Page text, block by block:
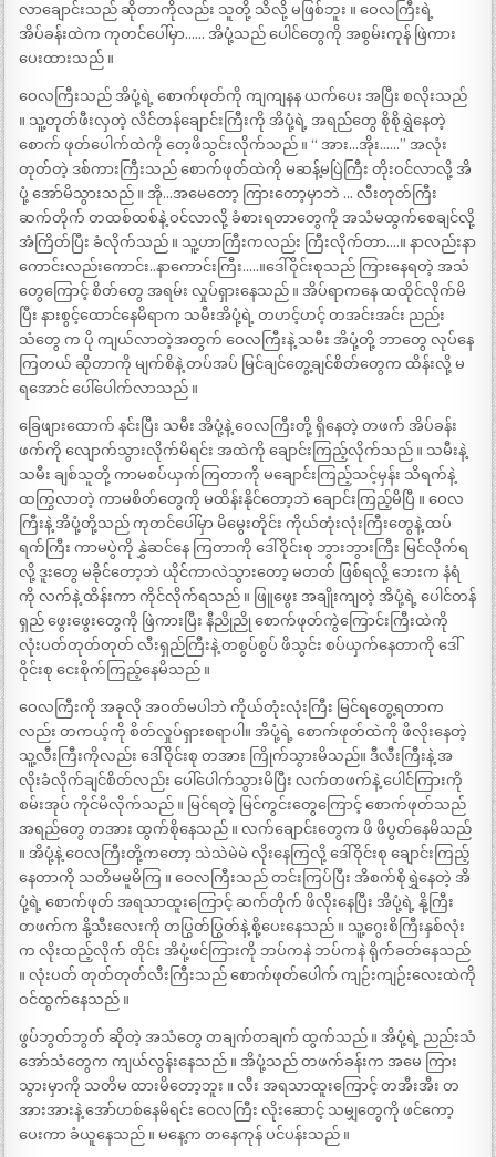
လာချောင်းသည် ဆိုတာကိုလည်း သူတို့ သိလို့ မဖြစ်ဘူး ။ ဝေလကြီးရဲ့
အိပ်ခန်းထဲက ကုတင်ပေါ်မှာ…… အိပုံ့သည် ပေါင်တွေကို အစွမ်းကုန် ဖြဲကား
ပေးထားသည် ။
ဝေလကြီးသည် အိပုံ့ရဲ့ စောက်ဖုတ်ကို ကျကျနန ယက်ပေး အပြီး စလိုးသည်
။ သူ့တုတ်ဖီးလှတဲ့ လိင်တန်ချောင်းကြီးကို အိပုံ့ရဲ့ အရည်တွေ စိုစိုရွှဲနေတဲ့
စောက် ဖုတ်ပေါက်ထဲကို တေ့ဖိသွင်းလိုက်သည် ။ “ အား…အိုး……” အလုံး
တုတ်တဲ့ ဒစ်ကားကြီးသည် စောက်ဖုတ်ထဲကို မဆန့်မပြဲကြီး တိုးဝင်လာလို့ အိ
ပုံ့ အော်မိသွားသည် ။ အို…အမေတော့ ကြားတော့မှာဘဲ … လီးတုတ်ကြီး
ဆက်တိုက် တထစ်ထစ်နဲ့ ဝင်လာလို့ ခံစားရတာတွေကို အသံမထွက်စေချင်လို့
အံကြိတ်ပြီး ခံလိုက်သည် ။ သူ့ဟာကြီးကလည်း ကြီးလိုက်တာ….။ နာလည်းနာ
ကောင်းလည်းကောင်း..နာကောင်းကြီး…..။ဒေါ်ဝိုင်းစုသည် ကြားနေရတဲ့ အသံ
တွေကြောင့် စိတ်တွေ အရမ်း လှုပ်ရှားနေသည် ။ အိပ်ရာကနေ ထထိုင်လိုက်မိ
ပြီး နားစွင့်ထောင်နေမိရာက သမီးအိပုံ့ရဲ့ တဟင့်ဟင့် တအင်းအင်း ညည်း
သံတွေ က ပို ကျယ်လာတဲ့အတွက် ဝေလကြီးနဲ့ သမီး အိပုံ့တို့ ဘာတွေ လုပ်နေ
ကြတယ် ဆိုတာကို မျက်စိနဲ့ တပ်အပ် မြင်ချင်တွေ့ချင်စိတ်တွေက ထိန်းလို့ မ
ရအောင် ပေါ်ပေါက်လာသည် ။
ခြေဖျားထောက် နင်းပြီး သမီး အိပုံ့နဲ့ ဝေလကြီးတို့ ရှိနေတဲ့ တဖက် အိပ်ခန်း
ဖက်ကို လျောက်သွားလိုက်မိရင်း အထဲကို ချောင်းကြည့်လိုက်သည် ။ သမီးနဲ့
သမီး ချစ်သူတို့ ကာမစပ်ယှက်ကြတာကို မချောင်းကြည့်သင့်မှန်း သိရက်နဲ့
ထကြွလာတဲ့ ကာမစိတ်တွေကို မထိန်းနိုင်တော့ဘဲ ချောင်းကြည့်မိပြီ ။ ဝေလ
ကြီးနဲ့ အိပုံ့တို့သည် ကုတင်ပေါ်မှာ မိမွေးတိုင်း ကိုယ်တုံးလုံးကြီးတွေနဲ့ ထပ်
ရက်ကြီး ကာမပွဲကို နွှဲဆင်နေ ကြတာကို ဒေါ်ဝိုင်းစု ဘွားဘွားကြီး မြင်လိုက်ရ
လို့ ဒူးတွေ မခိုင်တော့ဘဲ ယိုင်ကာလဲသွားတော့ မတတ် ဖြစ်ရလို့ ဘေးက နံရံ
ကို လက်နဲ့ ထိန်းကာ ကိုင်လိုက်ရသည် ။ ဖြူဖွေး အချိုးကျတဲ့ အိပုံ့ရဲ့ ပေါင်တန်
ရှည် ဖွေးဖွေးတွေကို ဖြဲကားပြီး နီညိုညို စောက်ဖုတ်ကွဲကြောင်းကြီးထဲကို
လုံးပတ်တုတ်တုတ် လီးရှည်ကြီးနဲ့ တစွပ်စွပ် ဖိသွင်း စပ်ယှက်နေတာကို ဒေါ်
ဝိုင်းစု ငေးစိုက်ကြည့်နေမိသည် ။
ဝေလကြီးကို အခုလို အဝတ်မပါဘဲ ကိုယ်တုံးလုံးကြီး မြင်ရတွေ့ရတာက
လည်း တကယ့်ကို စိတ်လှုပ်ရှားစရာပါ။ အိပုံ့ရဲ့ စောက်ဖုတ်ထဲကို ဖိလိုးနေတဲ့
သူ့လီးကြီးကိုလည်း ဒေါ်ဝိုင်းစု တအား ကြိုက်သွားမိသည်။ ဒီလီးကြီးနဲ့ အ
လိုးခံလိုက်ချင်စိတ်လည်း ပေါ်ပေါက်သွားမိပြီး လက်တဖက်နဲ့ ပေါင်ကြားကို
စမ်းအုပ် ကိုင်မိလိုက်သည် ။ မြင်ရတဲ့ မြင်ကွင်းတွေကြောင့် စောက်ဖုတ်သည်
အရည်တွေ တအား ထွက်စိုနေသည် ။ လက်ချောင်းတွေက ဖိ ဖိပွတ်နေမိသည်
။ အိပုံ့နဲ့ ဝေလကြီးတို့ကတော့ သဲသဲမဲမဲ လိုးနေကြလို့ ဒေါ်ဝိုင်းစု ချောင်းကြည့်
နေတာကို သတိမမူမိကြ ။ ဝေလကြီးသည် တင်းကြပ်ပြီး အိစက်စိုရွှဲနေတဲ့ အိ
ပုံ့ရဲ့ စောက်ဖုတ် အရသာထူးကြောင့် ဆက်တိုက် ဖိလိုးနေပြီး အိပုံ့ရဲ့ နို့ကြီး
တဖက်က နို့သီးလေးကို တပြွတ်ပြွတ်နဲ့ စို့ပေးနေသည် ။ သူ့ဂွေးစိကြီးနှစ်လုံး
က လိုးထည့်လိုက် တိုင်း အိပုံ့ဖင်ကြားကို ဘပ်ကနဲ ဘပ်ကနဲ ရိုက်ခတ်နေသည်
။ လုံးပတ် တုတ်တုတ်လီးကြီးသည် စောက်ဖုတ်ပေါက် ကျဉ်းကျဉ်းလေးထဲကို
ဝင်ထွက်နေသည် ။
ဖွပ်ဘွတ်ဘွတ် ဆိုတဲ့ အသံတွေ တချက်တချက် ထွက်သည် ။ အိပုံ့ရဲ့ ညည်းသံ
အော်သံတွေက ကျယ်လွန်းနေသည် ။ အိပုံ့သည် တဖက်ခန်းက အမေ ကြား
သွားမှာကို သတိမ ထားမိတော့ဘူး ။ လီး အရသာထူးကြောင့် တအီးအီး တ
အားအားနဲ့ အော်ဟစ်နေမိရင်း ဝေလကြီး လိုးဆောင့် သမျှတွေကို ဖင်ကော့
ပေးကာ ခံယူနေသည် ။ မနေ့က တနေကုန် ပင်ပန်းသည် ။